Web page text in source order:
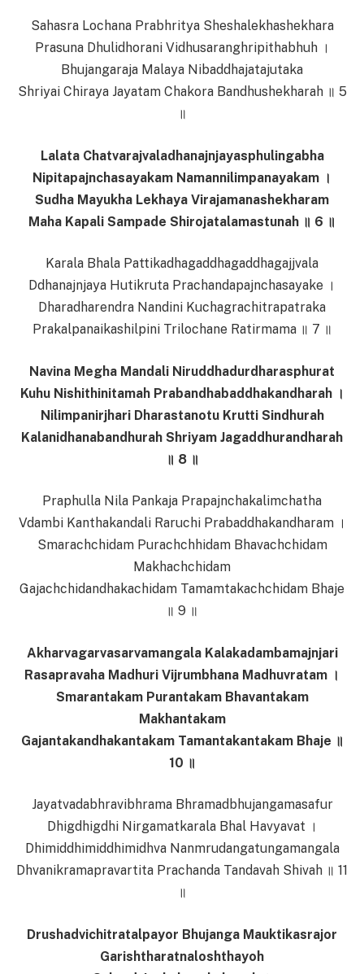
Sahasra Lochana Prabhritya Sheshalekhashekhara
Prasuna Dhulidhorani Vidhusaranghripithabhuh ।
Bhujangaraja Malaya Nibaddhajatajutaka
Shriyai Chiraya Jayatam Chakora Bandhushekharah ॥ 5
॥
Lalata Chatvarajvaladhanajnjayasphulingabha
Nipitapajnchasayakam Namannilimpanayakam ।
Sudha Mayukha Lekhaya Virajamanashekharam
Maha Kapali Sampade Shirojatalamastunah ॥ 6 ॥
Karala Bhala Pattikadhagaddhagaddhagajjvala
Ddhanajnjaya Hutikruta Prachandapajnchasayake ।
Dharadharendra Nandini Kuchagrachitrapatraka
Prakalpanaikashilpini Trilochane Ratirmama ॥ 7 ॥
Navina Megha Mandali Niruddhadurdharasphurat
Kuhu Nishithinitamah Prabandhabaddhakandharah ।
Nilimpanirjhari Dharastanotu Krutti Sindhurah
Kalanidhanabandhurah Shriyam Jagaddhurandharah
॥ 8 ॥
Praphulla Nila Pankaja Prapajnchakalimchatha
Vdambi Kanthakandali Raruchi Prabaddhakandharam ।
Smarachchidam Purachchhidam Bhavachchidam
Makhachchidam
Gajachchidandhakachidam Tamamtakachchidam Bhaje
॥ 9 ॥
Akharvagarvasarvamangala Kalakadambamajnjari
Rasapravaha Madhuri Vijrumbhana Madhuvratam ।
Smarantakam Purantakam Bhavantakam
Makhantakam
Gajantakandhakantakam Tamantakantakam Bhaje ॥
10 ॥
Jayatvadabhravibhrama Bhramadbhujangamasafur
Dhigdhigdhi Nirgamatkarala Bhal Havyavat ।
Dhimiddhimiddhimidhva Nanmrudangatungamangala
Dhvanikramapravartita Prachanda Tandavah Shivah ॥ 11
॥
Drushadvichitratalpayor Bhujanga Mauktikasrajor
Garishtharatnaloshthayoh